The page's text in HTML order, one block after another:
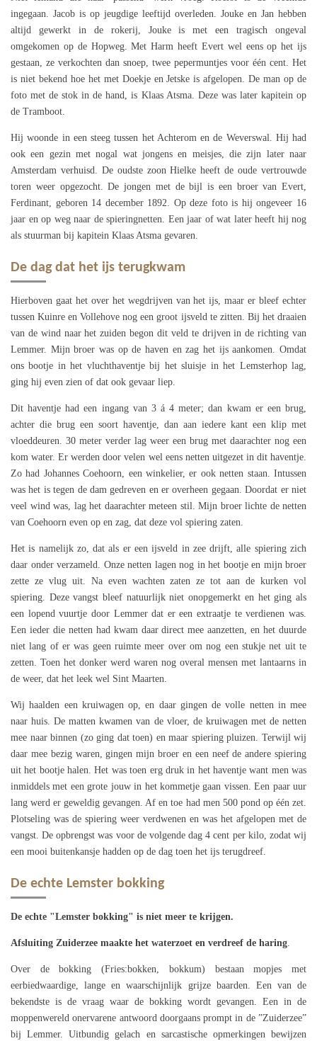
ingegaan. Jacob is op jeugdige leeftijd overleden. Jouke en Jan hebben
altijd gewerkt in de rokerij, Jouke is met een tragisch ongeval
omgekomen op de Hopweg. Met Harm heeft Evert wel eens op het ijs
gestaan, ze verkochten dan snoep, twee pepermuntjes voor één cent. Het
is niet bekend hoe het met Doekje en Jetske is afgelopen. De man op de
foto met de stok in de hand, is Klaas Atsma. Deze was later kapitein op
de Tramboot.
Hij woonde in een steeg tussen het Achterom en de Weverswal. Hij had
ook een gezin met nogal wat jongens en meisjes, die zijn later naar
Amsterdam verhuisd. De oudste zoon Hielke heeft de oude vertrouwde
toren weer opgezocht. De jongen met de bijl is een broer van Evert,
Ferdinant, geboren 14 december 1892. Op deze foto is hij ongeveer 16
jaar en op weg naar de spieringnetten. Een jaar of wat later heeft hij nog
als stuurman bij kapitein Klaas Atsma gevaren.
De dag dat het ijs terugkwam
Hierboven gaat het over het wegdrijven van het ijs, maar er bleef echter
tussen Kuinre en Vollehove nog een groot ijsveld te zitten. Bij het draaien
van de wind naar het zuiden begon dit veld te drijven in de richting van
Lemmer. Mijn broer was op de haven en zag het ijs aankomen. Omdat
ons bootje in het vluchthaventje bij het sluisje in het Lemsterhop lag,
ging hij even zien of dat ook gevaar liep.
Dit haventje had een ingang van 3 á 4 meter; dan kwam er een brug,
achter die brug een soort haventje, dan aan iedere kant een klip met
vloeddeuren. 30 meter verder lag weer een brug met daarachter nog een
kom water. Er werden door velen wel eens netten uitgezet in dit haventje.
Zo had Johannes Coehoorn, een winkelier, er ook netten staan. Intussen
was het is tegen de dam gedreven en er overheen gegaan. Doordat er niet
veel wind was, lag het daarachter meteen stil. Mijn broer lichte de netten
van Coehoorn even op en zag, dat deze vol spiering zaten.
Het is namelijk zo, dat als er een ijsveld in zee drijft, alle spiering zich
daar onder verzameld. Onze netten lagen nog in het bootje en mijn broer
zette ze vlug uit. Na even wachten zaten ze tot aan de kurken vol
spiering. Deze vangst bleef natuurlijk niet onopgemerkt en het ging als
een lopend vuurtje door Lemmer dat er een extraatje te verdienen was.
Een ieder die netten had kwam daar direct mee aanzetten, en het duurde
niet lang of er was geen ruimte meer over om nog een stukje net uit te
zetten. Toen het donker werd waren nog overal mensen met lantaarns in
de weer, dat het leek wel Sint Maarten.
Wij haalden een kruiwagen op, en daar gingen de volle netten in mee
naar huis. De matten kwamen van de vloer, de kruiwagen met de netten
mee naar binnen (zo ging dat toen) en maar spiering pluizen. Terwijl wij
daar mee bezig waren, gingen mijn broer en een neef de andere spiering
uit het bootje halen. Het was toen erg druk in het haventje want men was
inmiddels met een grote jouw in het kommetje gaan vissen. Een paar uur
lang werd er geweldig gevangen. Af en toe had men 500 pond op één zet.
Plotseling was de spiering weer verdwenen en was het afgelopen met de
vangst. De opbrengst was voor de volgende dag 4 cent per kilo, zodat wij
een mooi buitenkansje hadden op de dag toen het ijs terugdreef.
De echte Lemster bokking
De echte "Lemster bokking" is niet meer te krijgen.
Afsluiting Zuiderzee maakte het waterzoet en verdreef de haring.
Over de bokking (Fries:bokken, bokkum) bestaan mopjes met
eerbiedwaardige, lange en waarschijnlijk grijze baarden. Een van de
bekendste is de vraag waar de bokking wordt gevangen. Een in de
moppenwereld onervarene antwoord doorgaans prompt in de ”Zuiderzee”
bij Lemmer. Uitbundig gelach en sarcastische opmerkingen bewijzen